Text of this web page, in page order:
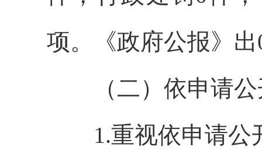
项。《政府公报》
（二）依申请公
1.重视依申请公